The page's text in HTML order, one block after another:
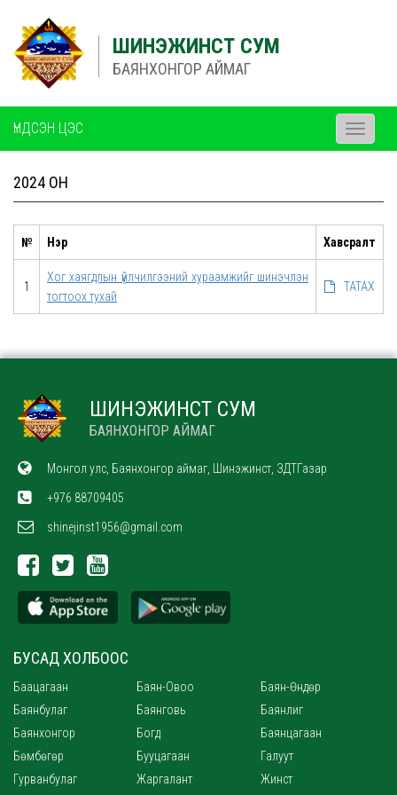
ШИНЭЖИНСТ СУМ
БАЯНХОНГОР АЙМАГ
ҮНДСЭН ЦЭС
Toggle
2024 ОН
№ Нэр Хавсралт
1
Хог хаягдлын үйлчилгээний хураамжийг шинэчлэн
тогтоох тухай
ТАТАХ
ШИНЭЖИНСТ СУМ
БАЯНХОНГОР АЙМАГ
Монгол улс, Баянхонгор аймаг, Шинэжинст, ЗДТГазар
+976 88709405
shinejinst1956@gmail.com
БУСАД ХОЛБООС
Баацагаан Баян-Овоо
Баян-Өндөр
Баянбулаг
Баянговь
Баянлиг
Баянхонгор
Богд
Баянцагаан
Бөмбөгөр
Бууцагаан
Галуут
Гурванбулаг
Жаргалант Жинст